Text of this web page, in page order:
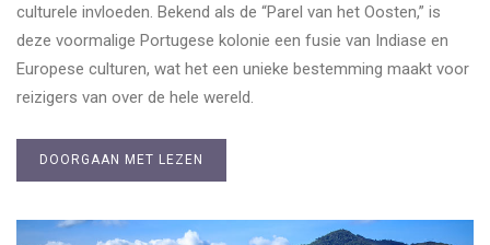
culturele invloeden. Bekend als de “Parel van het Oosten,” is
deze voormalige Portugese kolonie een fusie van Indiase en
Europese culturen, wat het een unieke bestemming maakt voor
reizigers van over de hele wereld.
DOORGAAN MET LEZEN